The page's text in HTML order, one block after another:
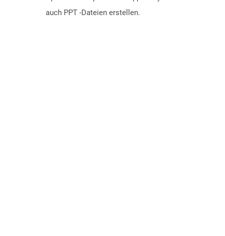
auch PPT -Dateien erstellen.